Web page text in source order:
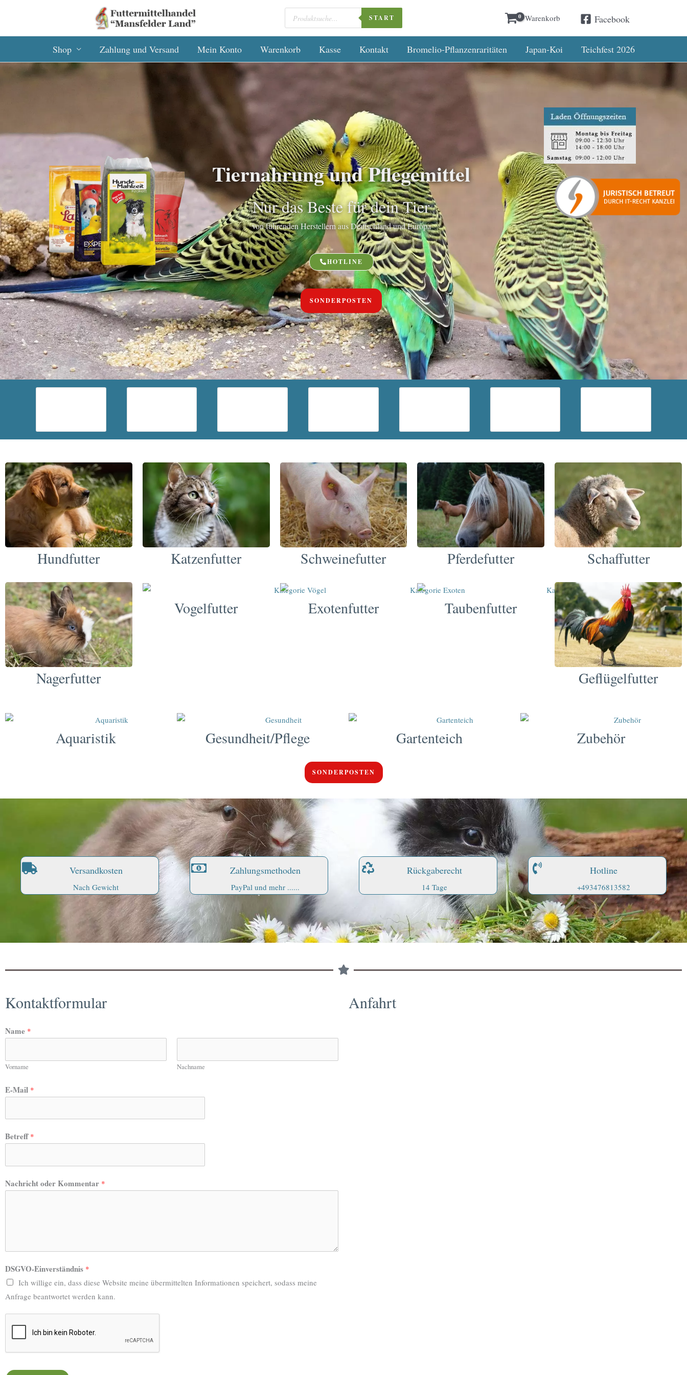
springen
Products
search START Warenkorb Facebook
Shop Zahlung und Versand Mein Konto Warenkorb Kasse Kontakt Bromelio-Pflanzenraritäten Japan-Koi Teichfest 2026
Tiernahrung und Pflegemittel
Nur das Beste für dein Tier
von führenden Herstellern aus Deutschland und Europa
HOTLINE
SONDERPOSTEN
Hundfutter Katzenfutter Schweinefutter Pferdefutter Schaffutter
Nagerfutter
Vogelfutter Exotenfutter Taubenfutter
Geflügelfutter
Aquaristik Gesundheit/Pflege Gartenteich Zubehör
SONDERPOSTEN
Versandkosten
Nach Gewicht
Zahlungsmethoden
PayPal und mehr ......
Rückgaberecht
14 Tage
Hotline
+493476813582
Kontaktformular
Name *
Vorname Nachname
E-Mail *
Betreff *
Nachricht oder Kommentar *
DSGVO-Einverständnis *
Ich willige ein, dass diese Website meine übermittelten Informationen speichert, sodass meine
Anfrage beantwortet werden kann.
Anfahrt
„Gute Nachrichten! 🎉 Wir haben unsere Versandkosten für dich optimiert – jetzt noch günstiger bestellen📦 Verstanden